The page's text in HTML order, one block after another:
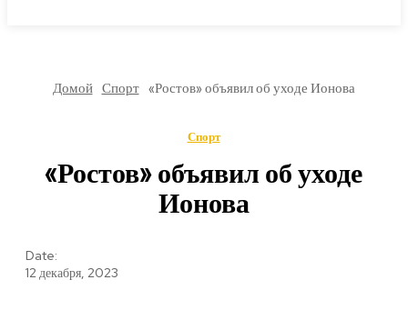
Домой Спорт «Ростов» объявил об уходе Ионова
Спорт
«Ростов» объявил об уходе
Ионова
Date:
12 декабря, 2023